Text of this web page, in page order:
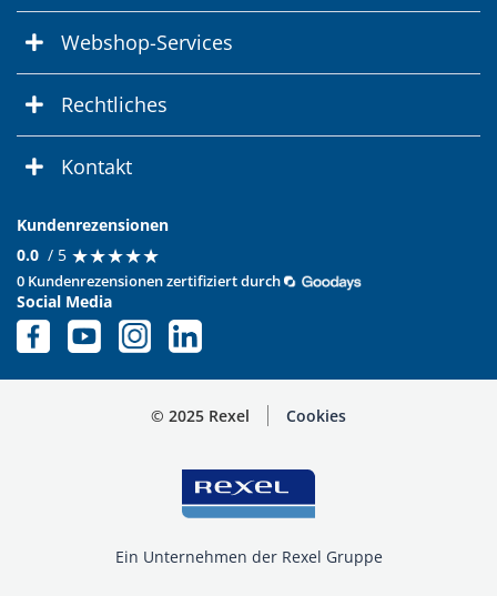
Webshop-Services
Rechtliches
Kontakt
Kundenrezensionen
0.0 / 5 ★★★★★
★★★★★
0 Kundenrezensionen zertifiziert durch
Social Media
© 2025 Rexel Cookies
Ein Unternehmen der Rexel Gruppe